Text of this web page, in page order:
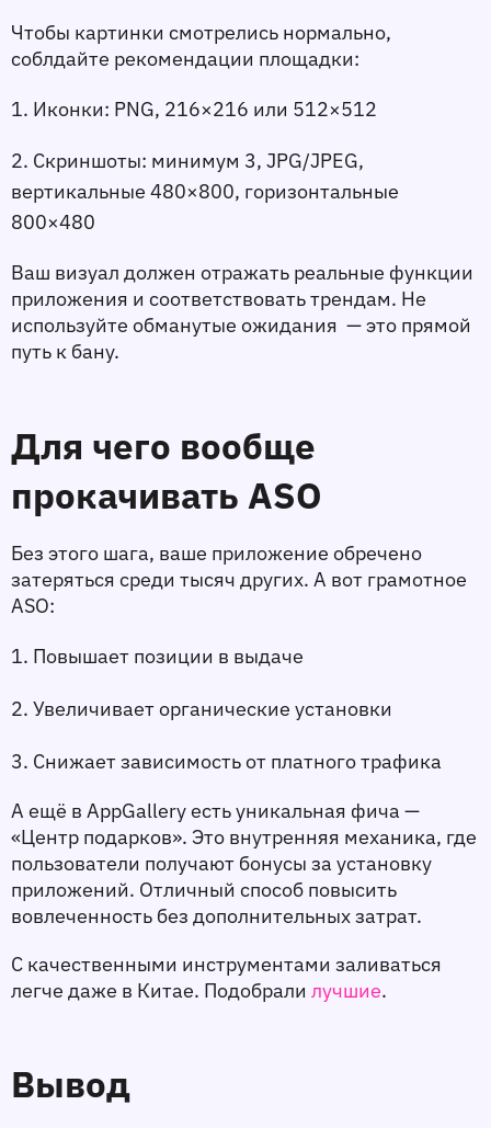
Чтобы картинки смотрелись нормально,
соблдайте рекомендации площадки:
1. Иконки: PNG, 216×216 или 512×512
2. Скриншоты: минимум 3, JPG/JPEG,
вертикальные 480×800, горизонтальные
800×480
Ваш визуал должен отражать реальные функции
приложения и соответствовать трендам. Не
используйте обманутые ожидания  — это прямой
путь к бану.
Для чего вообще
прокачивать ASO
Без этого шага, ваше приложение обречено
затеряться среди тысяч других. А вот грамотное
ASO:
1. Повышает позиции в выдаче
2. Увеличивает органические установки
3. Снижает зависимость от платного трафика
А ещё в AppGallery есть уникальная фича —
«Центр подарков». Это внутренняя механика, где
пользователи получают бонусы за установку
приложений. Отличный способ повысить
вовлеченность без дополнительных затрат.
С качественными инструментами заливаться
легче даже в Китае. Подобрали лучшие.
Вывод